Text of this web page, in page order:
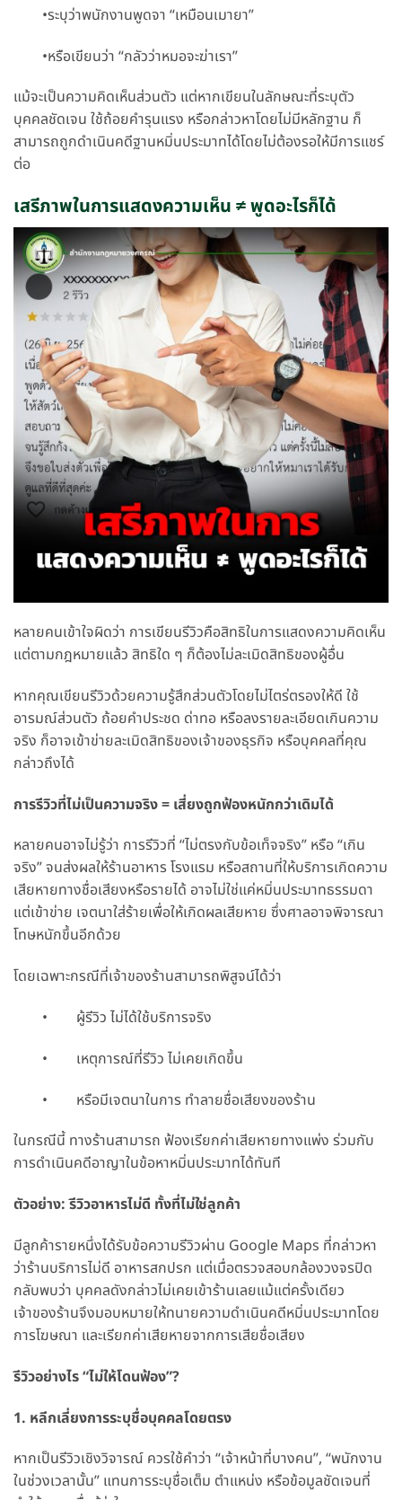
•ระบุว่าพนักงานพูดจา “เหมือนเมายา”
•หรือเขียนว่า “กลัวว่าหมอจะฆ่าเรา”
แม้จะเป็นความคิดเห็นส่วนตัว แต่หากเขียนในลักษณะที่ระบุตัว
บุคคลชัดเจน ใช้ถ้อยคำรุนแรง หรือกล่าวหาโดยไม่มีหลักฐาน ก็
สามารถถูกดำเนินคดีฐานหมิ่นประมาทได้โดยไม่ต้องรอให้มีการแชร์
ต่อ
เสรีภาพในการแสดงความเห็น ≠ พูดอะไรก็ได้
หลายคนเข้าใจผิดว่า การเขียนรีวิวคือสิทธิในการแสดงความคิดเห็น
แต่ตามกฎหมายแล้ว สิทธิใด ๆ ก็ต้องไม่ละเมิดสิทธิของผู้อื่น
หากคุณเขียนรีวิวด้วยความรู้สึกส่วนตัวโดยไม่ไตร่ตรองให้ดี ใช้
อารมณ์ส่วนตัว ถ้อยคำประชด ด่าทอ หรือลงรายละเอียดเกินความ
จริง ก็อาจเข้าข่ายละเมิดสิทธิของเจ้าของธุรกิจ หรือบุคคลที่คุณ
กล่าวถึงได้
การรีวิวที่ไม่เป็นความจริง = เสี่ยงถูกฟ้องหนักกว่าเดิมได้
หลายคนอาจไม่รู้ว่า การรีวิวที่ “ไม่ตรงกับข้อเท็จจริง” หรือ “เกิน
จริง” จนส่งผลให้ร้านอาหาร โรงแรม หรือสถานที่ให้บริการเกิดความ
เสียหายทางชื่อเสียงหรือรายได้ อาจไม่ใช่แค่หมิ่นประมาทธรรมดา
แต่เข้าข่าย เจตนาใส่ร้ายเพื่อให้เกิดผลเสียหาย ซึ่งศาลอาจพิจารณา
โทษหนักขึ้นอีกด้วย
โดยเฉพาะกรณีที่เจ้าของร้านสามารถพิสูจน์ได้ว่า
• ผู้รีวิว ไม่ได้ใช้บริการจริง
• เหตุการณ์ที่รีวิว ไม่เคยเกิดขึ้น
• หรือมีเจตนาในการ ทำลายชื่อเสียงของร้าน
ในกรณีนี้ ทางร้านสามารถ ฟ้องเรียกค่าเสียหายทางแพ่ง ร่วมกับ
การดำเนินคดีอาญาในข้อหาหมิ่นประมาทได้ทันที
ตัวอย่าง: รีวิวอาหารไม่ดี ทั้งที่ไม่ใช่ลูกค้า
มีลูกค้ารายหนึ่งได้รับข้อความรีวิวผ่าน Google Maps ที่กล่าวหา
ว่าร้านบริการไม่ดี อาหารสกปรก แต่เมื่อตรวจสอบกล้องวงจรปิด
กลับพบว่า บุคคลดังกล่าวไม่เคยเข้าร้านเลยแม้แต่ครั้งเดียว
เจ้าของร้านจึงมอบหมายให้ทนายความดำเนินคดีหมิ่นประมาทโดย
การโฆษณา และเรียกค่าเสียหายจากการเสียชื่อเสียง
รีวิวอย่างไร “ไม่ให้โดนฟ้อง”?
1. หลีกเลี่ยงการระบุชื่อบุคคลโดยตรง
หากเป็นรีวิวเชิงวิจารณ์ ควรใช้คำว่า “เจ้าหน้าที่บางคน”, “พนักงาน
ในช่วงเวลานั้น” แทนการระบุชื่อเต็ม ตำแหน่ง หรือข้อมูลชัดเจนที่